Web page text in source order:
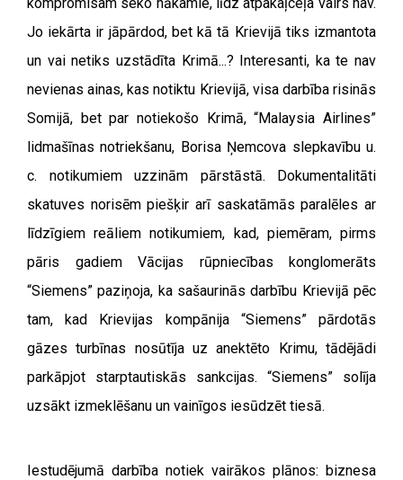
Jo iekārta ir jāpārdod, bet kā tā Krievijā tiks izmantota
un vai netiks uzstādīta Krimā...? Interesanti, ka te nav
nevienas ainas, kas notiktu Krievijā, visa darbība risinās
Somijā, bet par notiekošo Krimā, “Malaysia Airlines”
lidmašīnas notriekšanu, Borisa Ņemcova slepkavību u.
c. notikumiem uzzinām pārstāstā. Dokumentalitāti
skatuves norisēm piešķir arī saskatāmās paralēles ar
līdzīgiem reāliem notikumiem, kad, piemēram, pirms
pāris gadiem Vācijas rūpniecības konglomerāts
“Siemens” paziņoja, ka sašaurinās darbību Krievijā pēc
tam, kad Krievijas kompānija “Siemens” pārdotās
gāzes turbīnas nosūtīja uz anektēto Krimu, tādējādi
parkāpjot starptautiskās sankcijas. “Siemens” solīja
uzsākt izmeklēšanu un vainīgos iesūdzēt tiesā.
Iestudējumā darbība notiek vairākos plānos: biznesa